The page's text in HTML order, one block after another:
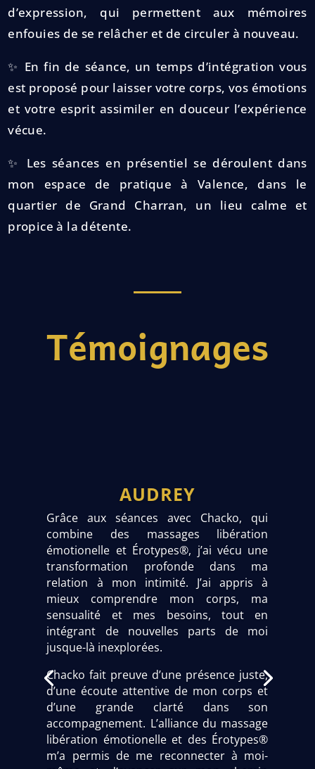
d’expression, qui permettent aux mémoires
enfouies de se relâcher et de circuler à nouveau.
✨ En fin de séance, un temps d’intégration vous
est proposé pour laisser votre corps, vos émotions
et votre esprit assimiler en douceur l’expérience
vécue.
✨ Les séances en présentiel se déroulent dans
mon espace de pratique à Valence, dans le
quartier de Grand Charran, un lieu calme et
propice à la détente.
Témoignages
AUDREY
Grâce aux séances avec Chacko, qui
combine des massages libération
émotionelle et Érotypes®, j’ai vécu une
transformation profonde dans ma
relation à mon intimité. J’ai appris à
mieux comprendre mon corps, ma
sensualité et mes besoins, tout en
intégrant de nouvelles parts de moi
jusque-là inexplorées.
Chacko fait preuve d’une présence juste,
d’une écoute attentive de mon corps et
d’une grande clarté dans son
accompagnement. L’alliance du massage
libération émotionelle et des Érotypes®
m’a permis de me reconnecter à moi-